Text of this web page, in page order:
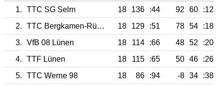
1. TTC SG Selm 18 136 :44 92 60
:12
2.
TTC Bergkamen-Rünthe II 18 129 :51 78 54
:18
3.
VfB 08 Lünen 18 114 :66 48 52
:20
4.
TTF Lünen 18 115 :65 50 46
:26
5.
TTC Werne 98 18 86 :94 -8 34
:38